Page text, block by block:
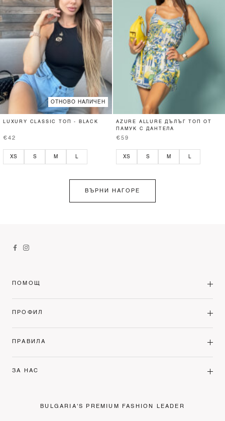
ОТНОВО НАЛИЧЕН
LUXURY CLASSIC ТОП - BLACK
€42
XS S M
AZURE ALLURE ДЪЛЪГ ТОП ОТ
ПАМУК С ДАНТЕЛА
€59
XS S M
ВЪРНИ НАГОРЕ
ПОМОЩ
ПРОФИЛ
ПРАВИЛА
ЗА НАС
BULGARIA'S PREMIUM FASHION LEADER